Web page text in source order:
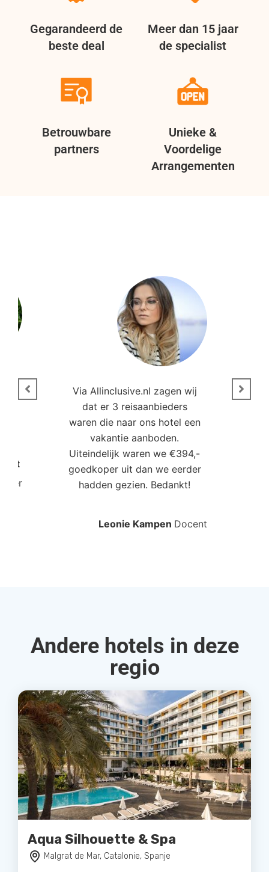
Gegarandeerd de
beste deal
Meer dan 15 jaar
de specialist
Betrouwbare
partners
Unieke &
Voordelige
Arrangementen
Via Allinclusive.nl zagen wij
dat er 3 reisaanbieders
waren die naar ons hotel een
vakantie aanboden.
Uiteindelijk waren we €394,-
goedkoper uit dan we eerder
hadden gezien. Bedankt!
Leonie Kampen Docent
Andere hotels in deze
regio
Aqua Silhouette & Spa
Malgrat de Mar, Catalonie, Spanje